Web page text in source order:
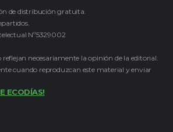
de distribución gratuita.
Nº5329002
necesariamente la opinión de la editorial.
cuando reproduzcan este material y enviar
ECODÍAS!